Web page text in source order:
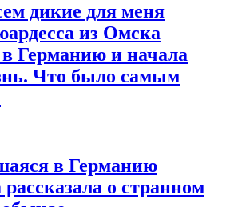
дикие для меня
из Омска
в Германию и начала
Что было самым
в Германию
о странном